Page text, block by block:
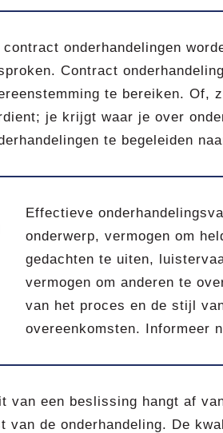
contract onderhandelingen
Contract
te bereiken. Of,
je krijgt waar je over
te begeleiden
Effectieve
onderwerp, vermogen om
gedachten te uiten,
vermogen om anderen te
van het proces en de stijl
overeenkomsten. Informeer
van een beslissing hangt af
van de onderhandeling. De